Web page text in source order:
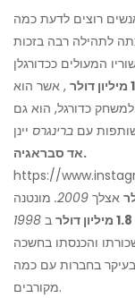
רוצים לדעת כמה
לתהילה רבה בזכות
, אשר הוא
למשחק כדורגל, הוא גם
עם ברינגרס יינן
אד סבראגיה.
https://
אצלך 2009. מונטנה
1.8 מיליון דולר ב
והכנסתו בחשכה
בחברות עם כמה
מקורבים.